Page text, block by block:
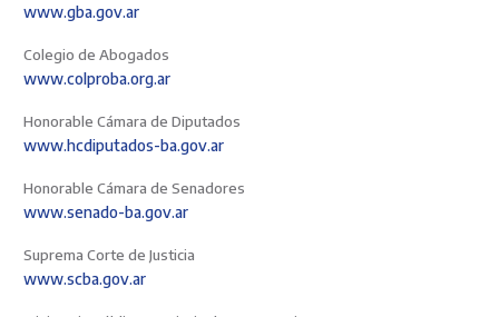
www.gba.gov.ar
Colegio de Abogados
www.colproba.org.ar
Honorable Cámara de Diputados
www.hcdiputados-ba.gov.ar
Honorable Cámara de Senadores
www.senado-ba.gov.ar
Suprema Corte de Justicia
www.scba.gov.ar